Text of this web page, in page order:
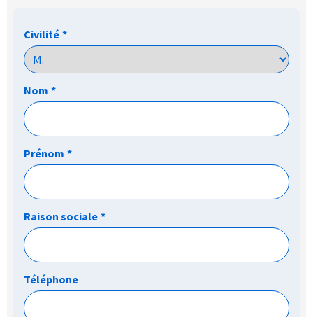
Civilité *
Nom *
Prénom *
Raison sociale *
Téléphone